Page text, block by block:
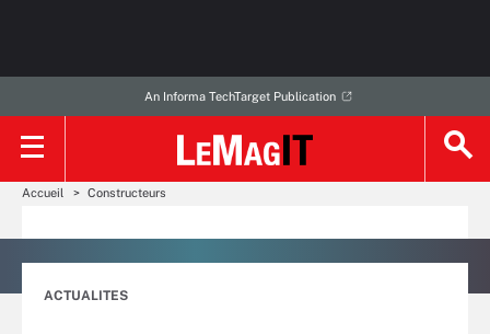
An Informa TechTarget Publication
Accueil Constructeurs
ACTUALITES